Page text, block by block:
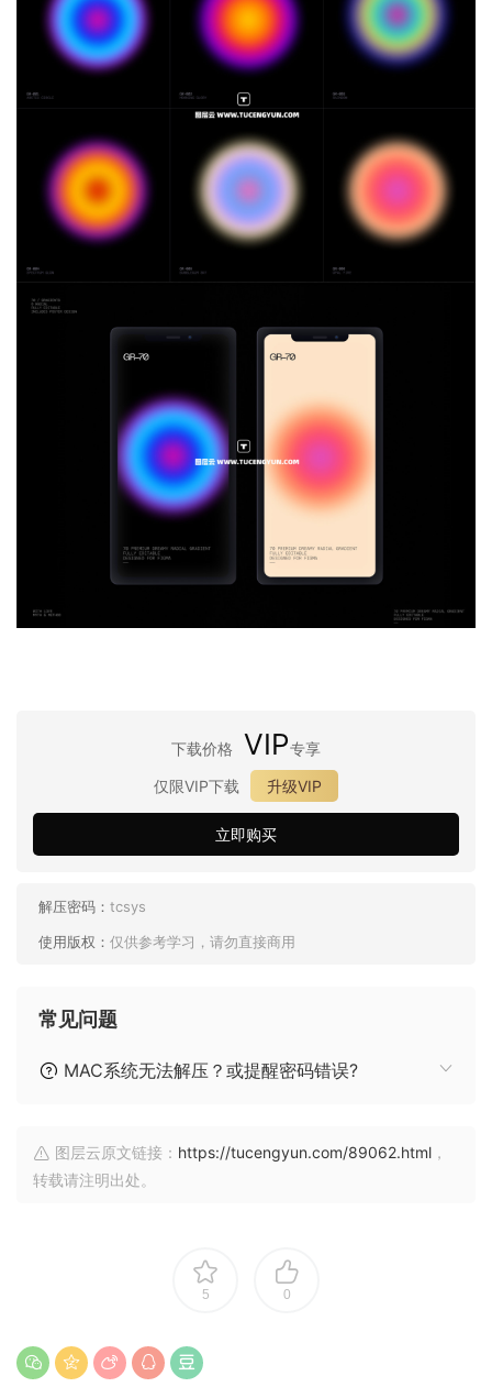
下载价格 VIP专享
仅限VIP下载
升级VIP
立即购买
解压密码： tcsys
使用版权： 仅供参考学习，请勿直接商用
常见问题
MAC系统无法解压？或提醒密码错误?
图层云原文链接： https://tucengyun.com/89062.html ，
转载请注明出处。
5 0